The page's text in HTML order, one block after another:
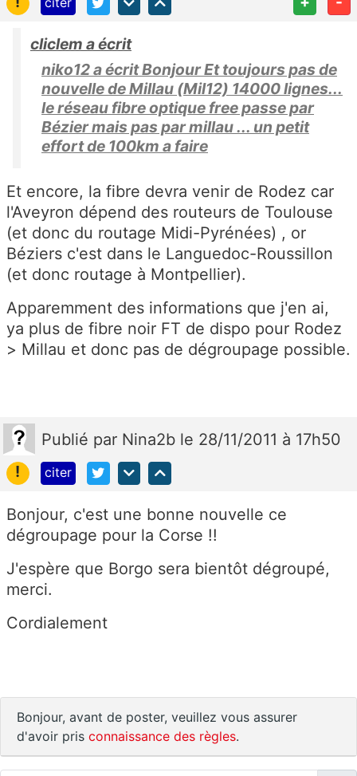
cliclem a écrit
niko12 a écrit Bonjour Et toujours pas de
nouvelle de Millau (Mil12) 14000 lignes...
le réseau fibre optique free passe par
Bézier mais pas par millau ... un petit
effort de 100km a faire
Et encore, la fibre devra venir de Rodez car
l'Aveyron dépend des routeurs de Toulouse
(et donc du routage Midi-Pyrénées) , or
Béziers c'est dans le Languedoc-Roussillon
(et donc routage à Montpellier).
Apparemment des informations que j'en ai,
ya plus de fibre noir FT de dispo pour Rodez
> Millau et donc pas de dégroupage possible.
Publié par Nina2b le 28/11/2011 à 17h50
!
citer
Bonjour, c'est une bonne nouvelle ce
dégroupage pour la Corse !!
J'espère que Borgo sera bientôt dégroupé,
merci.
Cordialement
Bonjour, avant de poster, veuillez vous assurer
d'avoir pris connaissance des règles.